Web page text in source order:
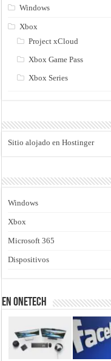
Windows
Xbox
Project xCloud
Xbox Game Pass
Xbox Series
Sitio alojado en Hostinger
Windows
Xbox
Microsoft 365
Dispositivos
En Onetech